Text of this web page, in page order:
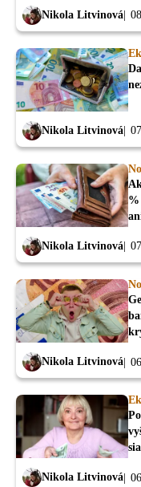
Nikola Litvinová
Nikola Litvinová
%
Nikola Litvinová
Nikola Litvinová
Nikola Litvinová